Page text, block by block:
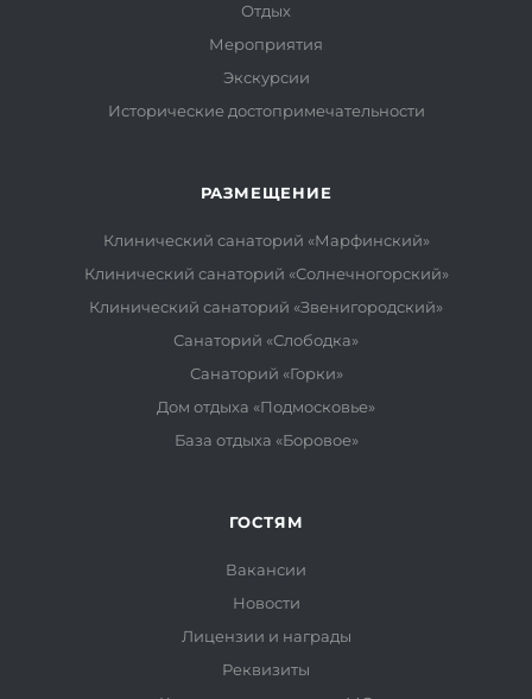
Отдых
Мероприятия
Экскурсии
Исторические достопримечательности
РАЗМЕЩЕНИЕ
Клинический санаторий «Марфинский»
Клинический санаторий «Солнечногорский»
Клинический санаторий «Звенигородский»
Санаторий «Слободка»
Санаторий «Горки»
Дом отдыха «Подмосковье»
База отдыха «Боровое»
ГОСТЯМ
Вакансии
Новости
Лицензии и награды
Реквизиты